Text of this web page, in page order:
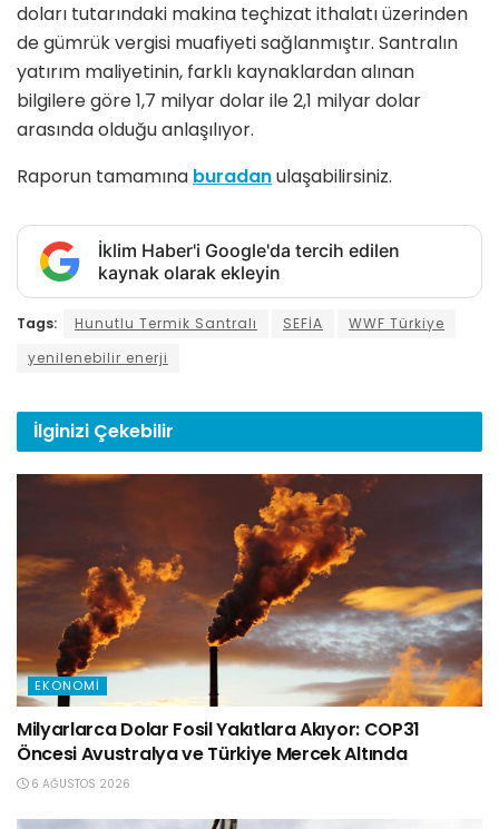
doları tutarındaki makina teçhizat ithalatı üzerinden
de gümrük vergisi muafiyeti sağlanmıştır. Santralın
yatırım maliyetinin, farklı kaynaklardan alınan
bilgilere göre 1,7 milyar dolar ile 2,1 milyar dolar
arasında olduğu anlaşılıyor.
Raporun tamamına buradanulaşabilirsiniz.
İklim Haber'i Google'da tercih edilen
kaynak olarak ekleyin
Tags: Hunutlu Termik Santralı SEFİA
WWF Türkiye
yenilenebilir enerji
İlginizi Çekebilir
EKONOMI
Milyarlarca Dolar Fosil Yakıtlara Akıyor: COP31
Öncesi Avustralya ve Türkiye Mercek Altında
6 AĞUSTOS 2026